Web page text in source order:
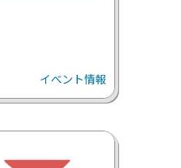
イベント情報